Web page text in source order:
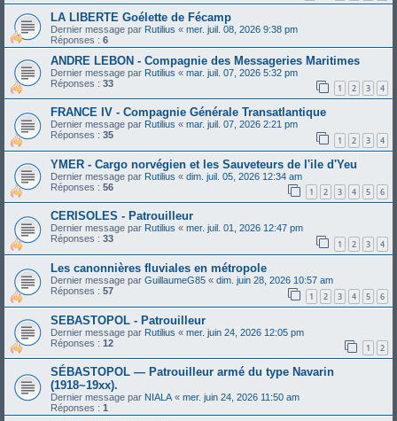
LA LIBERTE Goélette de Fécamp
Dernier message par Rutilius « mer. juil. 08, 2026 9:38 pm
Réponses : 6
ANDRE LEBON - Compagnie des Messageries Maritimes
Dernier message par Rutilius « mar. juil. 07, 2026 5:32 pm
Réponses : 33 1 2 3 4
FRANCE IV - Compagnie Générale Transatlantique
Dernier message par Rutilius « mar. juil. 07, 2026 2:21 pm
Réponses : 35 1 2 3 4
YMER - Cargo norvégien et les Sauveteurs de l'ile d'Yeu
Dernier message par Rutilius « dim. juil. 05, 2026 12:34 am
Réponses : 56 1 2 3 4 5 6
CERISOLES - Patrouilleur
Dernier message par Rutilius « mer. juil. 01, 2026 12:47 pm
Réponses : 33 1 2 3 4
Les canonnières fluviales en métropole
Dernier message par GuillaumeG85 « dim. juin 28, 2026 10:57 am
Réponses : 57 1 2 3 4 5 6
SEBASTOPOL - Patrouilleur
Dernier message par Rutilius « mer. juin 24, 2026 12:05 pm
Réponses : 12 1 2
SÉBASTOPOL ― Patrouilleur armé du type Navarin
(1918~19xx).
Dernier message par NIALA« mer. juin 24, 2026 11:50 am
Réponses : 1